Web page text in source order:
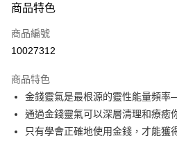
信用卡一次付款
運送方式
付款後全家取貨
每筆NT$60，滿NT$499(含以上)免運費
付款後7-11取貨
每筆NT$60，滿NT$499(含以上)免運
商品特色
商品編號
10027312
商品特色
金錢靈氣是最根源的靈性能量頻
通過金錢靈氣可以深層清理和療癒
只有學會正確地使用金錢，才能獲